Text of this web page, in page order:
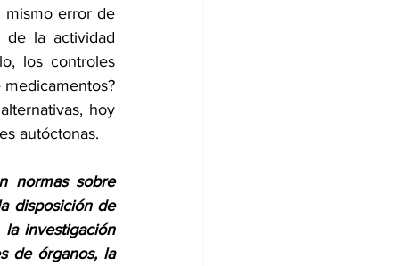
mismo error de
de la actividad
los controles
hoy
autóctonas.
normas sobre
disposición de
investigación
de órganos, la